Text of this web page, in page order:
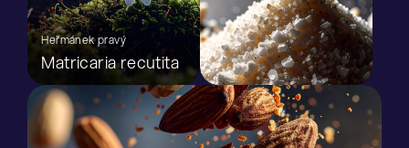
Heřmánek pravý
Matricaria recutita